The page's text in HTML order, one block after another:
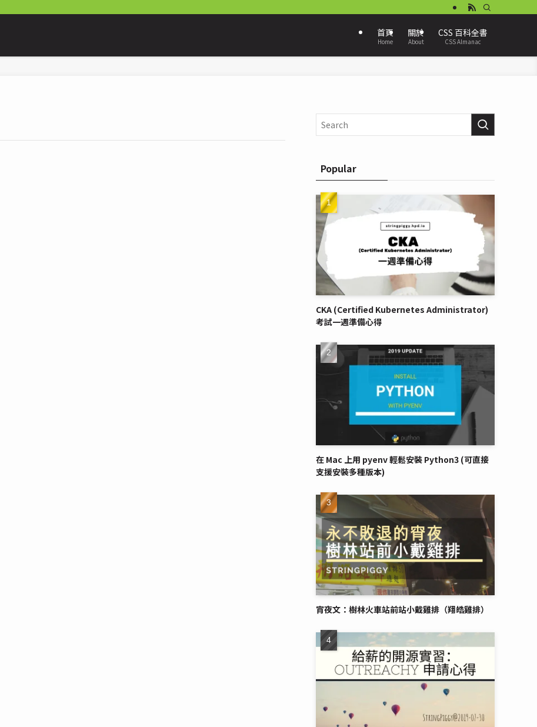
首頁
Home
關於
About
CSS 百科全書
CSS Almanac
Popular
CKA (Certified Kubernetes Administrator)
考試一週準備心得
在 Mac 上用 pyenv 輕鬆安裝 Python3 (可直接
支援安裝多種版本)
宵夜文：樹林火車站前站小戴雞排（翔皓雞排）